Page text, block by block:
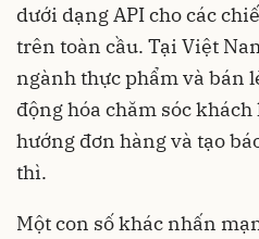
dưới dạng API cho các
trên toàn cầu. Tại Việt
ngành thực phẩm và bán
động hóa chăm sóc
hướng đơn hàng và tạo
thì.
Một con số khác nhấn